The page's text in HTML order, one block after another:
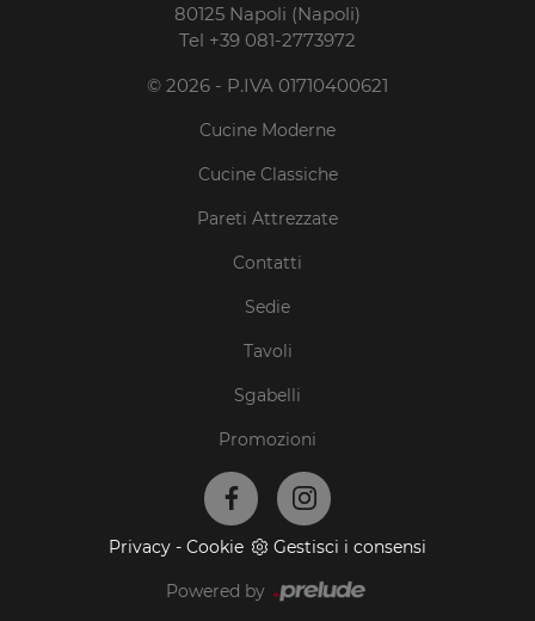
80125 Napoli (Napoli)
Tel +39 081-2773972
© 2026 - P.IVA 01710400621
Cucine Moderne
Cucine Classiche
Pareti Attrezzate
Contatti
Sedie
Tavoli
Sgabelli
Promozioni
Privacy - Cookie Gestisci i consensi
Powered by